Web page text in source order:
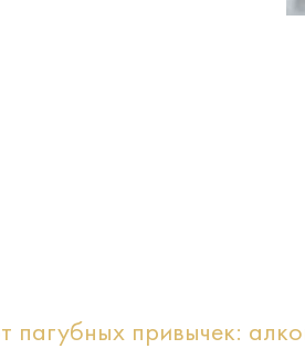
пагубных привычек: